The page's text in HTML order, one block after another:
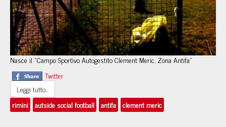
Nasce il "Campo Sportivo Autogestito Clement Meric. Zona Antifa"
Twitter
Leggi tutto...
rimini autside social football antifa clement meric